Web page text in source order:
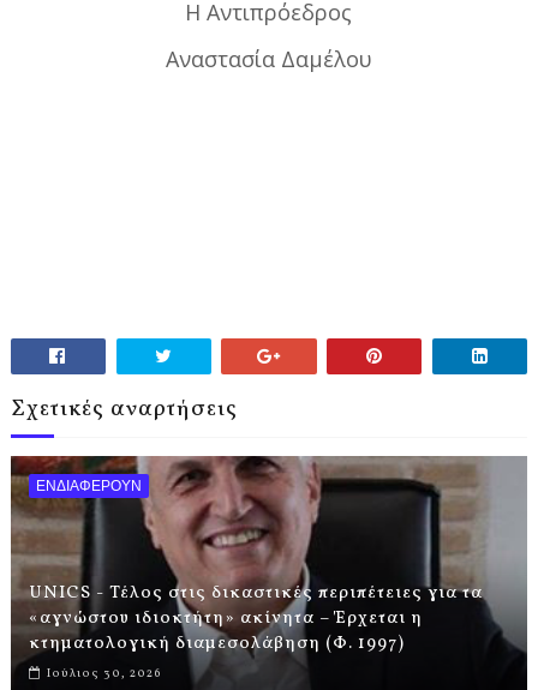
Η Αντιπρόεδρος
Αναστασία Δαμέλου
Σχετικές αναρτήσεις
ΕΝΔΙΑΦΕΡΟΥΝ
UNICS - Τέλος στις δικαστικές περιπέτειες για τα
«αγνώστου ιδιοκτήτη» ακίνητα – Έρχεται η
κτηματολογική διαμεσολάβηση (Φ. 1997)
Ιούλιος 30, 2026